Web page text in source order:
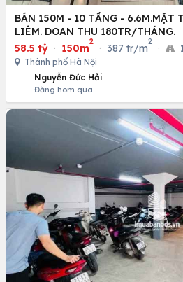
BÁN 150M - 10 TẦNG - 6.6M.MẶT
LIÊM. DOAN THU 180TR/THÁNG.
58.5 tỷ · 150m
2
· 387 tr/m
2
·
Thành phố Hà Nội
Nguyễn Đức Hải
Đăng hôm qua